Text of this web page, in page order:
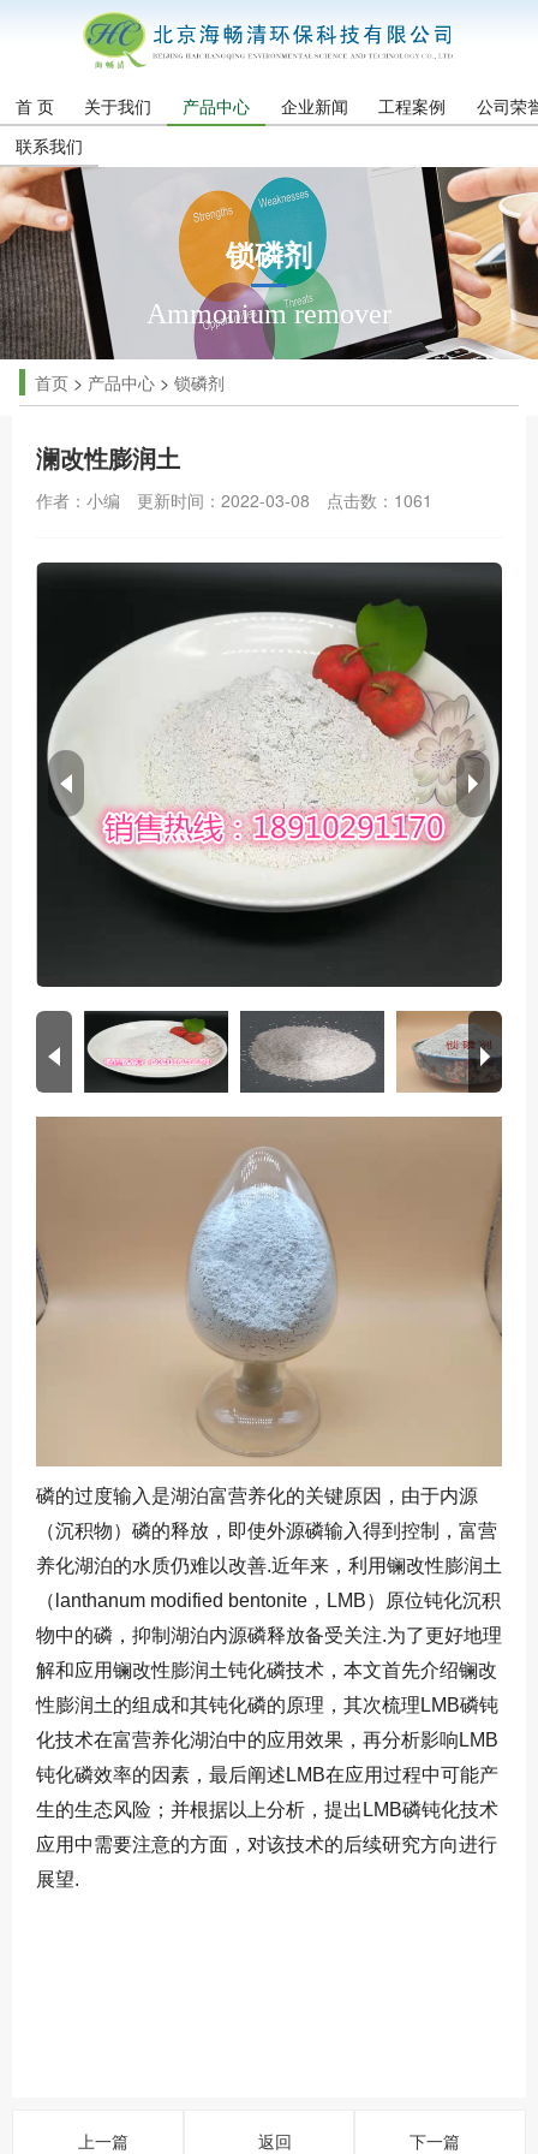
首 页 关于我们 产品中心 企业新闻 工程案例
公司荣
联系我们
锁磷剂
Ammonium remover
首页> 产品中心> 锁磷剂
澜改性膨润土
作者：小编 更新时间：2022-03-08 点击数： 1061
磷的过度输入是湖泊富营养化的关键原因，由于内源
（沉积物）磷的释放，即使外源磷输入得到控制，富营
养化湖泊的水质仍难以改善.近年来，利用镧改性膨润土
（ lanthanum modified bentonite ， LMB）原位钝化沉积
物中的磷，抑制湖泊内源磷释放备受关注.为了更好地理
解和应用镧改性膨润土钝化磷技术，本文首先介绍镧改
性膨润土的组成和其钝化磷的原理，其次梳理 LMB磷钝
化技术在富营养化湖泊中的应用效果，再分析影响 LMB
钝化磷效率的因素，最后阐述 LMB在应用过程中可能产
生的生态风险；并根据以上分析，提出 LMB磷钝化技术
应用中需要注意的方面，对该技术的后续研究方向进行
展望.
上一篇 返回 下一篇